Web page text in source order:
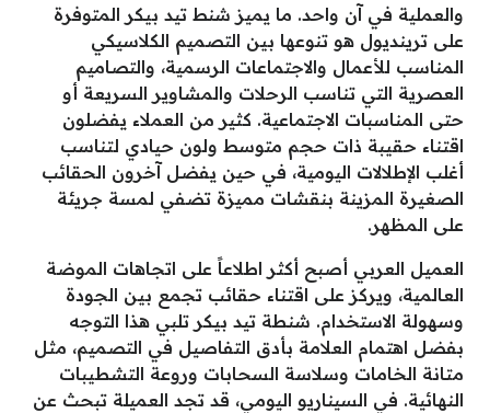
والعملية في آن واحد. ما يميز شنط تيد بيكر المتوفرة
على ترينديول هو تنوعها بين التصميم الكلاسيكي
المناسب للأعمال والاجتماعات الرسمية، والتصاميم
العصرية التي تناسب الرحلات والمشاوير السريعة أو
حتى المناسبات الاجتماعية. كثير من العملاء يفضلون
اقتناء حقيبة ذات حجم متوسط ولون حيادي لتناسب
أغلب الإطلالات اليومية، في حين يفضل آخرون الحقائب
الصغيرة المزينة بنقشات مميزة تضفي لمسة جريئة
على المظهر.
العميل العربي أصبح أكثر اطلاعاً على اتجاهات الموضة
العالمية، ويركز على اقتناء حقائب تجمع بين الجودة
وسهولة الاستخدام. شنطة تيد بيكر تلبي هذا التوجه
بفضل اهتمام العلامة بأدق التفاصيل في التصميم، مثل
متانة الخامات وسلاسة السحابات وروعة التشطيبات
النهائية. في السيناريو اليومي، قد تجد العميلة تبحث عن